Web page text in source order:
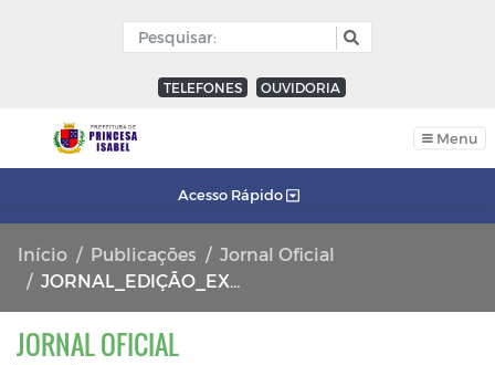
TELEFONES OUVIDORIA
Menu
Acesso Rápido
Início Publicações
Jornal Oficial
JORNAL_EDIÇÃO_EXTRA_01_06_2026_FL_02
JORNAL OFICIAL